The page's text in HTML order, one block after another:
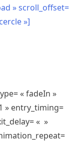
» scroll_offset=
»]
« fadeIn »
» entry_timing=
« »